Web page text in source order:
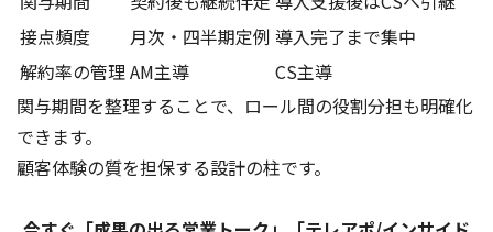
接点頻度
月次・四半期定例 導入完了まで集中
解約率の管理AM主導
CS主導
関与期間を整理することで、ロール間の役割分担も明確化
できます。
顧客体験の質を担保する設計の柱です。